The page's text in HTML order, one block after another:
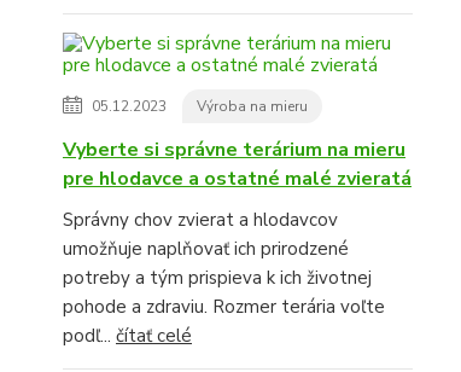
05.12.2023 Výroba na mieru
Vyberte si správne terárium na mieru
pre hlodavce a ostatné malé zvieratá
Správny chov zvierat a hlodavcov
umožňuje naplňovať ich prirodzené
potreby a tým prispieva k ich životnej
pohode a zdraviu. Rozmer terária voľte
podľ... čítať celé